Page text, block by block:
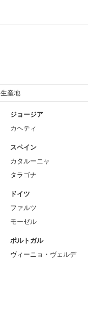
生産地
ジョージア
カヘティ
スペイン
カタルーニャ
タラゴナ
ドイツ
ファルツ
モーゼル
ポルトガル
ヴィーニョ・ヴェルデ